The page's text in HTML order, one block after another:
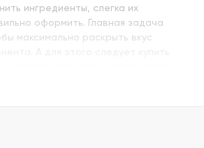
ингредиенты, слегка их
оформить. Главная задача
максимально раскрыть вкус
секретов.